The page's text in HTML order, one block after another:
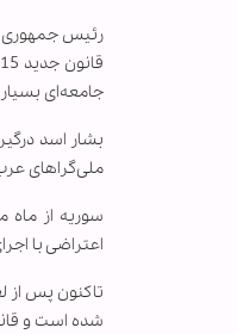
رئیس جمهوری
جامعه‌ای
بشار اسد
ملی‌گراهای
سوریه از
اعتراضی با
تاکنون پس از
شده است و